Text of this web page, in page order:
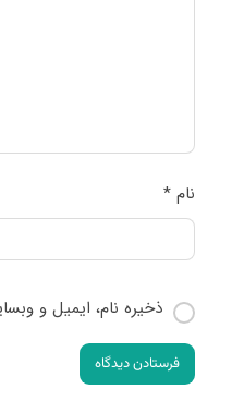
نام *
ذخیره نام، ایمیل و
فرستادن دیدگاه